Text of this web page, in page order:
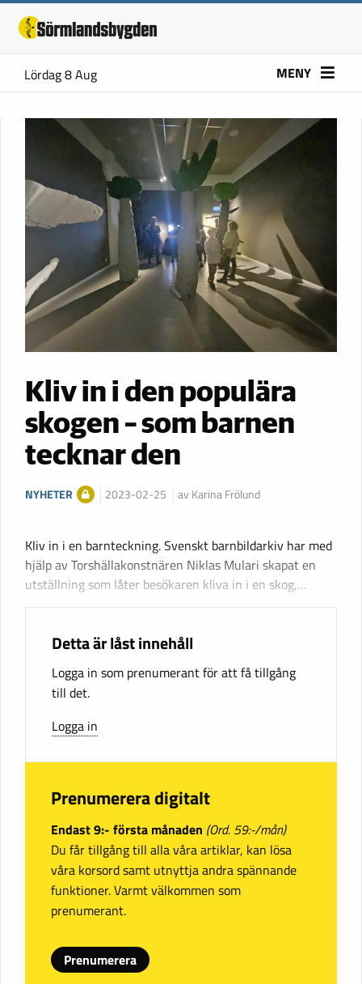
Lördag 8 Aug MENY
Kliv in i den populära
skogen – som barnen
tecknar den
NYHETER 2023-02-25 av Karina Frölund
Kliv in i en barnteckning. Svenskt barnbildarkiv har med
hjälp av Torshällakonstnären Niklas Mulari skapat en
utställning som låter besökaren kliva in i en skog,…
Detta är låst innehåll
Logga in som prenumerant för att få tillgång
till det.
Logga in
Prenumerera digitalt
Endast 9:- första månaden (Ord. 59:-/mån)
Du får tillgång till alla våra artiklar, kan lösa
våra korsord samt utnyttja andra spännande
funktioner. Varmt välkommen som
prenumerant.
Prenumerera